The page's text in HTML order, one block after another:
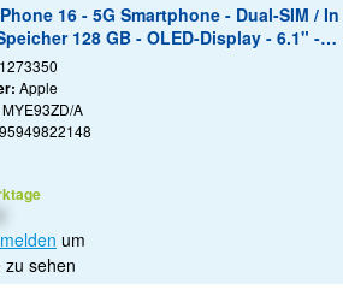
16 - 5G Smartphone - Dual-SIM / In
128 GB - OLED-Display - 6.1" - 2
Pixel - 2 x Rückkamera 48 MP, 12 MP
12 MP - weiß
1273350
Apple
MYE93ZD/A
um
zu sehen